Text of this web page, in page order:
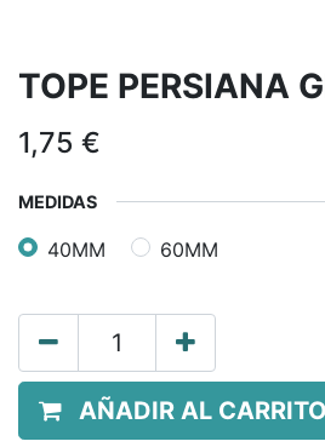
TOPE PERSIANA
1,75 €
MEDIDAS
40MM 60MM
AÑADIR AL CARRITO